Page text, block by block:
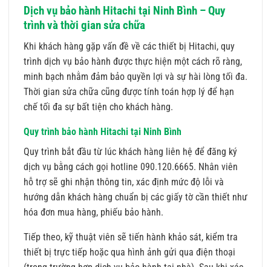
Dịch vụ bảo hành Hitachi tại Ninh Bình – Quy
trình và thời gian sửa chữa
Khi khách hàng gặp vấn đề về các thiết bị Hitachi, quy
trình dịch vụ bảo hành được thực hiện một cách rõ ràng,
minh bạch nhằm đảm bảo quyền lợi và sự hài lòng tối đa.
Thời gian sửa chữa cũng được tính toán hợp lý để hạn
chế tối đa sự bất tiện cho khách hàng.
Quy trình bảo hành Hitachi tại Ninh Bình
Quy trình bắt đầu từ lúc khách hàng liên hệ để đăng ký
dịch vụ bằng cách gọi hotline 090.120.6665. Nhân viên
hỗ trợ sẽ ghi nhận thông tin, xác định mức độ lỗi và
hướng dẫn khách hàng chuẩn bị các giấy tờ cần thiết như
hóa đơn mua hàng, phiếu bảo hành.
Tiếp theo, kỹ thuật viên sẽ tiến hành khảo sát, kiểm tra
thiết bị trực tiếp hoặc qua hình ảnh gửi qua điện thoại